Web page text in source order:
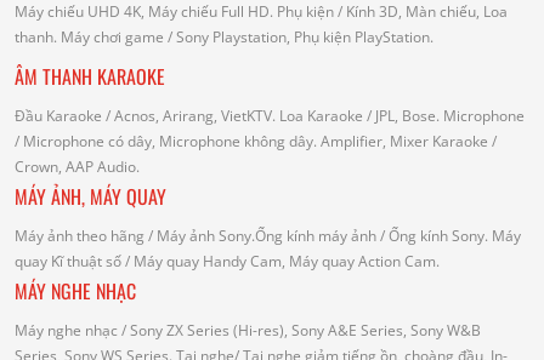
Máy chiếu UHD 4K, Máy chiếu Full HD. Phụ kiện/ Kính 3D, Màn chiếu, Loa
thanh. Máy chơi game / Sony Playstation, Phụ kiện PlayStation.
ÂM THANH KARAOKE
Đầu Karaoke / Acnos, Arirang, VietKTV. Loa Karaoke / JPL, Bose. Microphone
/ Microphone có dây, Microphone không dây. Amplifier, Mixer Karaoke /
Crown, AAP Audio.
MÁY ẢNH, MÁY QUAY
Máy ảnh theo hãng / Máy ảnh Sony.Ống kính máy ảnh / Ống kính Sony. Máy
quay Kĩ thuật số/ Máy quay Handy Cam, Máy quay Action Cam.
MÁY NGHE NHẠC
Máy nghe nhạc / Sony ZX Series (Hi-res), Sony A&E Series, Sony W&B